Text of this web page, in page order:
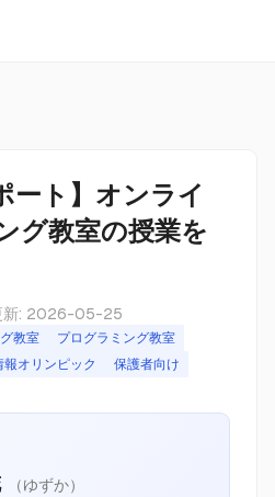
ート】オンライ
グ教室の授業を
: 2026-05-25
教室
プログラミング教室
報オリンピック 保護者向け
（ゆずか）